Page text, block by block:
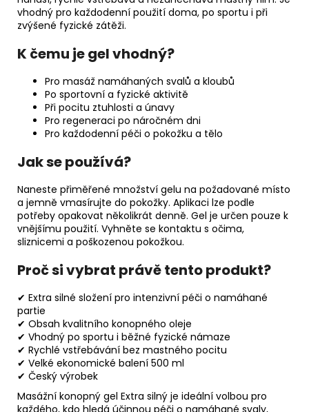
vhodný pro každodenní použití doma, po sportu i při
zvýšené fyzické zátěži.
K čemu je gel vhodný?
Pro masáž namáhaných svalů a kloubů
Po sportovní a fyzické aktivitě
Při pocitu ztuhlosti a únavy
Pro regeneraci po náročném dni
Pro každodenní péči o pokožku a tělo
Jak se používá?
Naneste přiměřené množství gelu na požadované místo
a jemně vmasírujte do pokožky. Aplikaci lze podle
potřeby opakovat několikrát denně. Gel je určen pouze k
vnějšímu použití. Vyhněte se kontaktu s očima,
sliznicemi a poškozenou pokožkou.
Proč si vybrat právě tento produkt?
✔ Extra silné složení pro intenzivní péči o namáhané
partie
✔ Obsah kvalitního konopného oleje
✔ Vhodný po sportu i běžné fyzické námaze
✔ Rychlé vstřebávání bez mastného pocitu
✔ Velké ekonomické balení 500 ml
✔ Český výrobek
Masážní konopný gel Extra silný je ideální volbou pro